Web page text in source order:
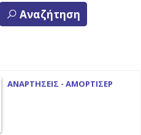
Αναζήτηση
ΑΝΑΡΤΗΣΕΙΣ - ΑΜΟΡΤΙΣΕΡ